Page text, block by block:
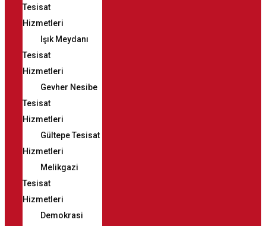
Tesisat
Hizmetleri
Işık Meydanı
Tesisat
Hizmetleri
Gevher Nesibe
Tesisat
Hizmetleri
Gültepe Tesisat
Hizmetleri
Melikgazi
Tesisat
Hizmetleri
Demokrasi